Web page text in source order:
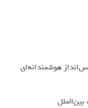
هوشمندانه‌ای